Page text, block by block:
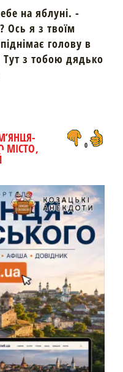
на яблуні. -
Ось я з твоїм
голову в
Тут з тобою дядько
МІСТО, 0